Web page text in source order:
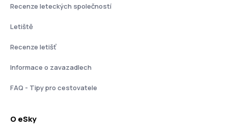
Recenze leteckých společností
Letiště
Recenze letišť
Informace o zavazadlech
FAQ - Tipy pro cestovatele
O eSky